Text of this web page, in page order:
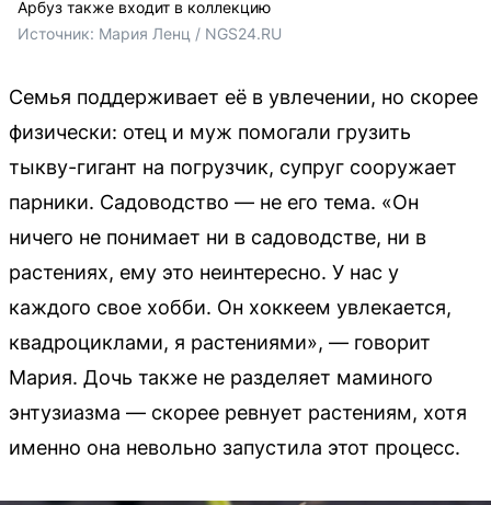
Арбуз также входит в коллекцию
Источник: Мария Ленц / NGS24.RU
Семья поддерживает её в увлечении, но скорее
физически: отец и муж помогали грузить
тыкву-гигант на погрузчик, супруг сооружает
парники. Садоводство — не его тема. «Он
ничего не понимает ни в садоводстве, ни в
растениях, ему это неинтересно. У нас у
каждого свое хобби. Он хоккеем увлекается,
квадроциклами, я растениями», — говорит
Мария. Дочь также не разделяет маминого
энтузиазма — скорее ревнует растениям, хотя
именно она невольно запустила этот процесс.